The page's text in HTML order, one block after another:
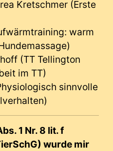
Kretschmer (Erste
warm
(TT Tellington
im TT)
sinnvolle
1 Nr. 8 lit. f
wurde mir